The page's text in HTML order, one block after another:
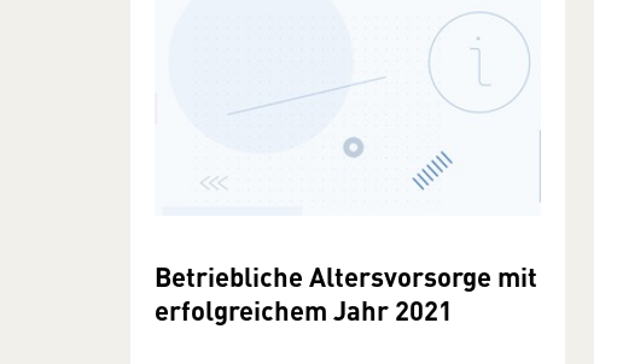
Betriebliche Altersvorsorge mit
erfolgreichem Jahr 2021